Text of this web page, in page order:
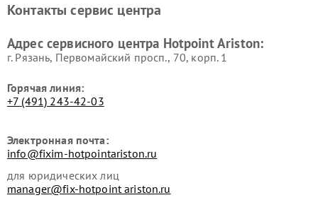
Hotpoint Ariston
Hotpoint Ariston
Ariston
Hotpoint Ariston
Контакты сервис центра
Адрес сервисного центра Hotpoint Ariston:
г. Рязань, Первомайский просп., 70, корп. 1
Горячая линия:
+7 (491) 243-42-03
Электронная почта:
info@fixim-hotpointariston.ru
для юридических лиц
manager@fix-hotpoint ariston.ru